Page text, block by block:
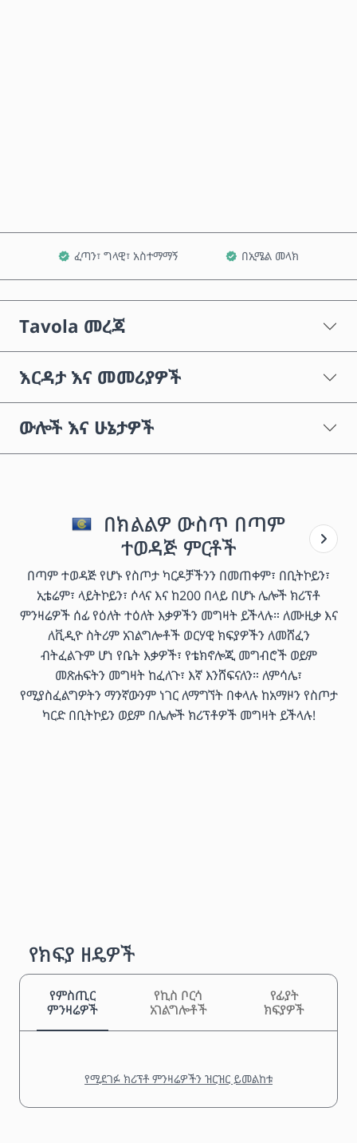
ፈጣን፣ ግላዊ፣ አስተማማኝ በኢሜል መላክ
Tavola መረጃ
እርዳታ እና መመሪያዎች
ውሎች እና ሁኔታዎች
በክልልዎ ውስጥ በጣም
ተወዳጅ ምርቶች
በጣም ተወዳጅ የሆኑ የስጦታ ካርዶቻችንን በመጠቀም፣ በቢትኮይን፣
ኢቴሬም፣ ላይትኮይን፣ ሶላና እና ከ200 በላይ በሆኑ ሌሎች ክሪፕቶ
ምንዛሬዎች ሰፊ የዕለት ተዕለት እቃዎችን መግዛት ይችላሉ። ለሙዚቃ እና
ለቪዲዮ ስትሪም አገልግሎቶች ወርሃዊ ክፍያዎችን ለመሸፈን
ብትፈልጉም ሆነ የቤት እቃዎች፣ የቴክኖሎጂ መግብሮች ወይም
መጽሐፍትን መግዛት ከፈለጉ፣ እኛ እንሸፍናለን። ለምሳሌ፣
የሚያስፈልግዎትን ማንኛውንም ነገር ለማግኘት በቀላሉ ከአማዞን የስጦታ
ካርድ በቢትኮይን ወይም በሌሎች ክሪፕቶዎች መግዛት ይችላሉ!
የክፍያ ዘዴዎች
የምስጢር
ምንዛሬዎች
የኪስ ቦርሳ
አገልግሎቶች
የፊያት
ክፍያዎች
የሚደገፉ ክሪፕቶ ምንዛሬዎችን ዝርዝር ይመልከቱ